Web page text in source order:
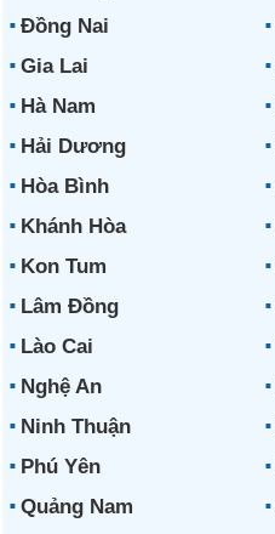
Đồng Nai
Gia Lai
Hà Nam
Hải Dương
Hòa Bình
Khánh Hòa
Kon Tum
Lâm Đồng
Lào Cai
Nghệ An
Ninh Thuận
Phú Yên
Quảng Nam